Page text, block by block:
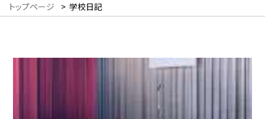
トップページ > 学校日記